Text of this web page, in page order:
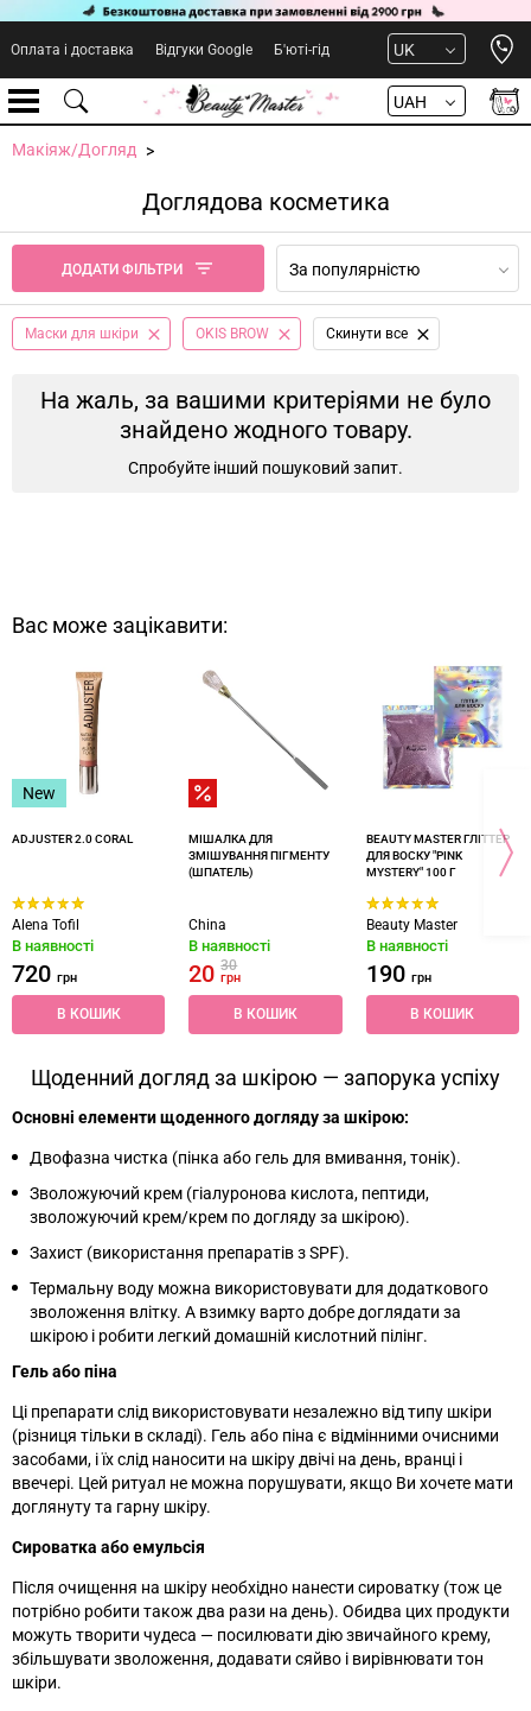
Оплата і доставка Відгуки Google Б'юті-гід UK
UAH
Макіяж/Догляд
Доглядова косметика
ДОДАТИ ФІЛЬТРИ За популярністю
Маски для шкіри OKIS BROW Cкинути все
На жаль, за вашими критеріями не було
знайдено жодного товару.
Спробуйте інший пошуковий запит.
Вас може зацікавити:
New
ADJUSTER 2.0 CORAL
Alena Tofil
В наявності
720 грн
В КОШИК
МІШАЛКА ДЛЯ
ЗМІШУВАННЯ ПІГМЕНТУ
(ШПАТЕЛЬ)
China
В наявності
2030
грн
В КОШИК
BEAUTY MASTER ГЛІТТЕР
ДЛЯ ВОСКУ "PINK
MYSTERY" 100 Г
Beauty Master
В наявності
190 грн
В КОШИК
Щоденний догляд за шкірою — запорука успіху
Основні елементи щоденного догляду за шкірою:
Двофазна чистка (пінка або гель для вмивання, тонік).
Зволожуючий крем (гіалуронова кислота, пептиди,
зволожуючий крем/крем по догляду за шкірою).
Захист (використання препаратів з SPF).
Термальну воду можна використовувати для додаткового
зволоження влітку. А взимку варто добре доглядати за
шкірою і робити легкий домашній кислотний пілінг.
Гель або піна
Ці препарати слід використовувати незалежно від типу шкіри
(різниця тільки в складі). Гель або піна є відмінними очисними
засобами, і їх слід наносити на шкіру двічі на день, вранці і
ввечері. Цей ритуал не можна порушувати, якщо Ви хочете мати
доглянуту та гарну шкіру.
Сироватка або емульсія
Після очищення на шкіру необхідно нанести сироватку (тож це
потрібно робити також два рази на день). Обидва цих продукти
можуть творити чудеса — посилювати дію звичайного крему,
збільшувати зволоження, додавати сяйво і вирівнювати тон
шкіри.